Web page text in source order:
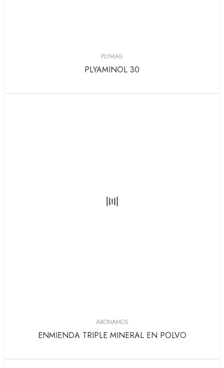
PLYMAG
PLYAMINOL 30
ABONAMOS
ENMIENDA TRIPLE MINERAL EN POLVO